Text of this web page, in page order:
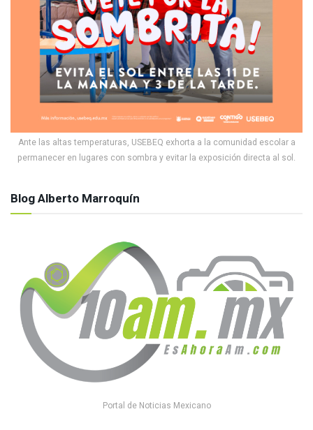
Ante las altas temperaturas, USEBEQ exhorta a la comunidad escolar a
permanecer en lugares con sombra y evitar la exposición directa al sol.
Blog Alberto Marroquín
Portal de Noticias Mexicano